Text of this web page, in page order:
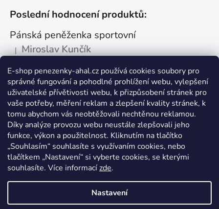
E-shop penezenky-ahal.cz používá cookies soubory pro
správné fungování a pohodlné prohlížení webu, vylepšení
uživatelské přívětivosti webu, k přizpůsobení stránek pro
vaše potřeby, měření reklam a zlepšení kvality stránek, k
tomu abychom vás neobtěžovali nechtěnou reklamou.
Díky analýze provozu webu neustále zlepšovali jeho
funkce, výkon a použitelnost. Kliknutím na tlačítko
„Souhlasím“ souhlasíte s využívaním cookies, nebo
tlačítkem „Nastavení“ si vyberte cookies, se kterými
souhlasíte. Více informacízde.
Nastavení
Poslední hodnocení produktů:
Pánská peněženka sportovní
Hodnocení produktu je 5 z 5 hvězdiček.
| Miroslav Kunčík
OK
Kožená dokladovka tmavá
Hodnocení produktu je 5 z 5 hvězdiček.
| Vlastimil Šajtar
Spokojený ,rychle a spolehlivě
Kožená peněženka na drobné mince
Hodnocení produktu je 5 z 5 hvězdiček.
| Katarína Kutlíková